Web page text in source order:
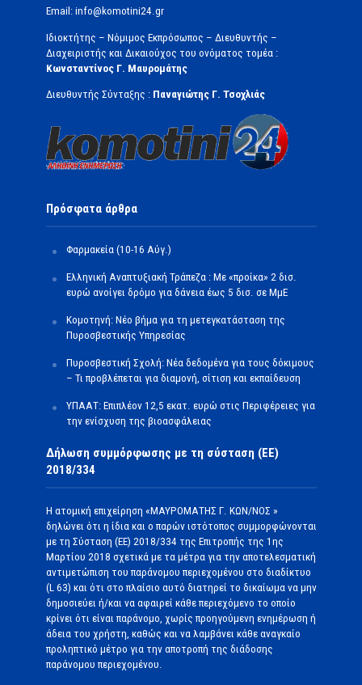
Email: info@komotini24.gr
Ιδιοκτήτης – Νόμιμος Εκπρόσωπος – Διευθυντής –
Διαχειριστής και Δικαιούχος του ονόματος τομέα :
Κωνσταντίνος Γ. Μαυρομάτης
Διευθυντής Σύνταξης : Παναγιώτης Γ. Τσοχλιάς
Πρόσφατα άρθρα
Φαρμακεία (10-16 Αύγ.)
Ελληνική Αναπτυξιακή Τράπεζα : Με «προίκα» 2 δισ.
ευρώ ανοίγει δρόμο για δάνεια έως 5 δισ. σε ΜμΕ
Κομοτηνή: Νέο βήμα για τη μετεγκατάσταση της
Πυροσβεστικής Υπηρεσίας
Πυροσβεστική Σχολή: Νέα δεδομένα για τους δόκιμους
– Τι προβλέπεται για διαμονή, σίτιση και εκπαίδευση
ΥΠΑΑΤ: Επιπλέον 12,5 εκατ. ευρώ στις Περιφέρειες για
την ενίσχυση της βιοασφάλειας
Δήλωση συμμόρφωσης με τη σύσταση (ΕΕ)
2018/334
Η ατομική επιχείρηση «ΜΑΥΡΟΜΑΤΗΣ Γ. ΚΩΝ/ΝΟΣ »
δηλώνει ότι η ίδια και ο παρών ιστότοπος συμμορφώνονται
με τη Σύσταση (ΕΕ) 2018/334 της Επιτροπής της 1ης
Μαρτίου 2018 σχετικά με τα μέτρα για την αποτελεσματική
αντιμετώπιση του παράνομου περιεχομένου στο διαδίκτυο
(L 63) και ότι στο πλαίσιο αυτό διατηρεί το δικαίωμα να μην
δημοσιεύει ή/και να αφαιρεί κάθε περιεχόμενο το οποίο
κρίνει ότι είναι παράνομο, χωρίς προηγούμενη ενημέρωση ή
άδεια του χρήστη, καθώς και να λαμβάνει κάθε αναγκαίο
προληπτικό μέτρο για την αποτροπή της διάδοσης
παράνομου περιεχομένου.